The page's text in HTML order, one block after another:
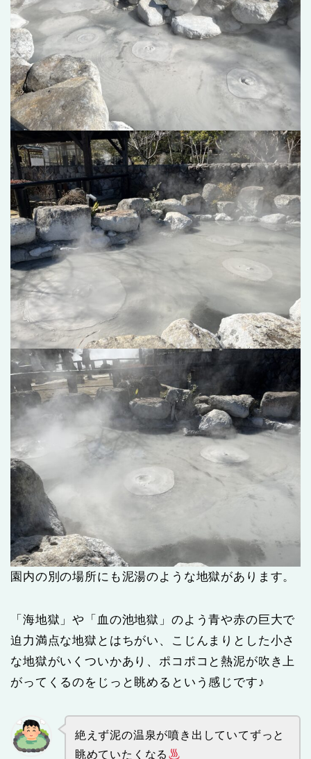
園内の別の場所にも泥湯のような地獄があります。
「海地獄」や「血の池地獄」のよう青や赤の巨大で
迫力満点な地獄とはちがい、こじんまりとした小さ
な地獄がいくついかあり、ポコポコと熱泥が吹き上
がってくるのをじっと眺めるという感じです♪
絶えず泥の温泉が噴き出していてずっと
眺めていたくなる